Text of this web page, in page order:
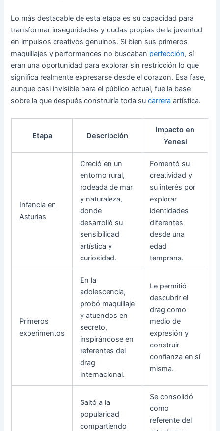
Lo más destacable de esta etapa es su capacidad para
transformar inseguridades y dudas propias de la juventud
en impulsos creativos genuinos. Si bien sus primeros
maquillajes y performances no buscaban perfección, sí
eran una oportunidad para explorar sin restricción lo que
significa realmente expresarse desde el corazón. Esa fase,
aunque casi invisible para el público actual, fue la base
sobre la que después construiría toda sucarrera artística.
Etapa Descripción
Impacto en
Yenesi
Infancia en
Asturias
Creció en un
entorno rural,
rodeada de mar
y naturaleza,
donde
desarrolló su
sensibilidad
artística y
curiosidad.
Fomentó su
creatividad y
su interés por
explorar
identidades
diferentes
desde una
edad
temprana.
Primeros
experimentos
En la
adolescencia,
probó maquillaje
y atuendos en
secreto,
inspirándose en
referentes del
drag
internacional.
Le permitió
descubrir el
drag como
medio de
expresión y
construir
confianza en sí
misma.
Saltó a la
popularidad
compartiendo
Se consolidó
como
referente del